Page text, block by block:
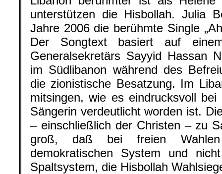
unterstützen die Hisbollah. Julia
Jahre 2006 die berühmte Single
Der Songtext basiert auf
Generalsekretärs Sayyid Hassan
im Südlibanon während des
die zionistische Besatzung. Im
mitsingen, wie es eindrucksvoll
Sängerin verdeutlicht worden ist.
– einschließlich der Christen – zu
groß, daß bei freien
demokratischen System und
Spaltsystem, die Hisbollah